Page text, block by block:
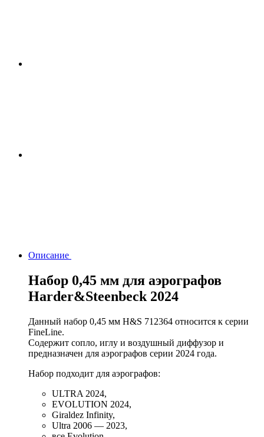
Описание
Набор 0,45 мм для аэрографов
Harder&Steenbeck 2024
Данный набор 0,45 мм H&S 712364 относится к серии
FineLine.
Содержит сопло, иглу и воздушный диффузор и
предназначен для аэрографов серии 2024 года.
Набор подходит для аэрографов:
ULTRA 2024,
EVOLUTION 2024,
Giraldez Infinity,
Ultra 2006 — 2023,